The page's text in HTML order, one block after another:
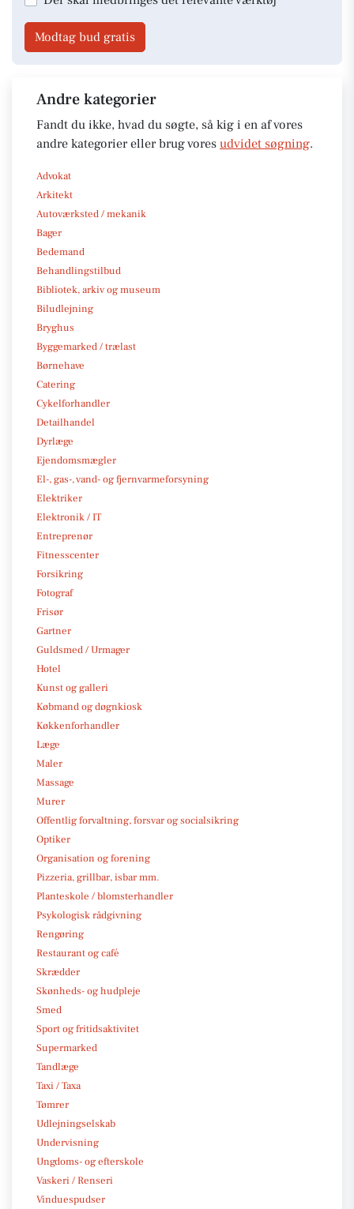
Modtag bud gratis
Andre kategorier
Fandt du ikke, hvad du søgte, så kig i en af vores
andre kategorier eller brug vores udvidet søgning.
Advokat
Arkitekt
Autoværksted / mekanik
Bager
Bedemand
Behandlingstilbud
Bibliotek, arkiv og museum
Biludlejning
Bryghus
Byggemarked / trælast
Børnehave
Catering
Cykelforhandler
Detailhandel
Dyrlæge
Ejendomsmægler
El-, gas-, vand- og fjernvarmeforsyning
Elektriker
Elektronik / IT
Entreprenør
Fitnesscenter
Forsikring
Fotograf
Frisør
Gartner
Guldsmed / Urmager
Hotel
Kunst og galleri
Købmand og døgnkiosk
Køkkenforhandler
Læge
Maler
Massage
Murer
Offentlig forvaltning, forsvar og socialsikring
Optiker
Organisation og forening
Pizzeria, grillbar, isbar mm.
Planteskole / blomsterhandler
Psykologisk rådgivning
Rengøring
Restaurant og café
Skrædder
Skønheds- og hudpleje
Smed
Sport og fritidsaktivitet
Supermarked
Tandlæge
Taxi / Taxa
Tømrer
Udlejningselskab
Undervisning
Ungdoms- og efterskole
Vaskeri / Renseri
Vinduespudser